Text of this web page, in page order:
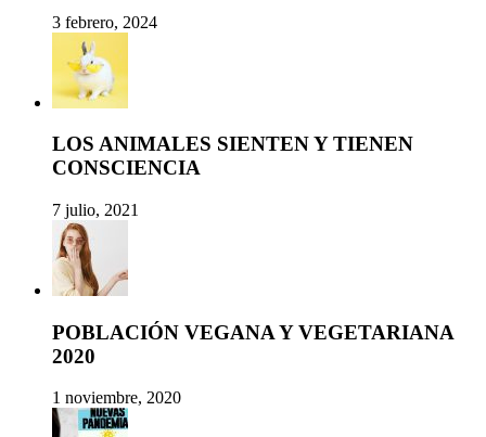
3 febrero, 2024
LOS ANIMALES SIENTEN Y TIENEN
CONSCIENCIA
7 julio, 2021
POBLACIÓN VEGANA Y VEGETARIANA
2020
1 noviembre, 2020